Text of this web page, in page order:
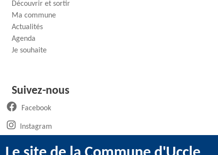
Découvrir et sortir
Ma commune
Actualités
Agenda
Je souhaite
Suivez-nous
Facebook(ouvre un nouvel onglet)
Instagram(ouvre un nouvel onglet)
LinkedIn